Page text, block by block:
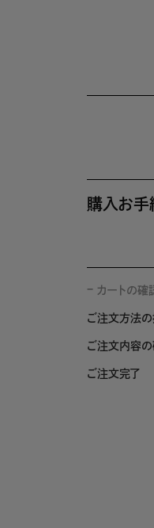
購入お手
カートの確
ご注文方法
ご注文内容
ご注文完了